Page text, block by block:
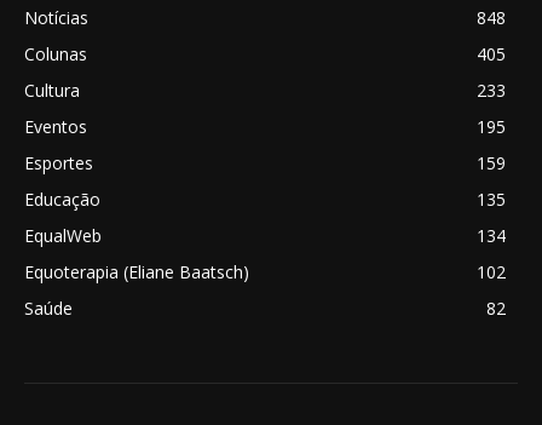
Notícias
848
Colunas
405
Cultura
233
Eventos
195
Esportes
159
Educação
135
EqualWeb
134
Equoterapia (Eliane Baatsch)
102
Saúde
82